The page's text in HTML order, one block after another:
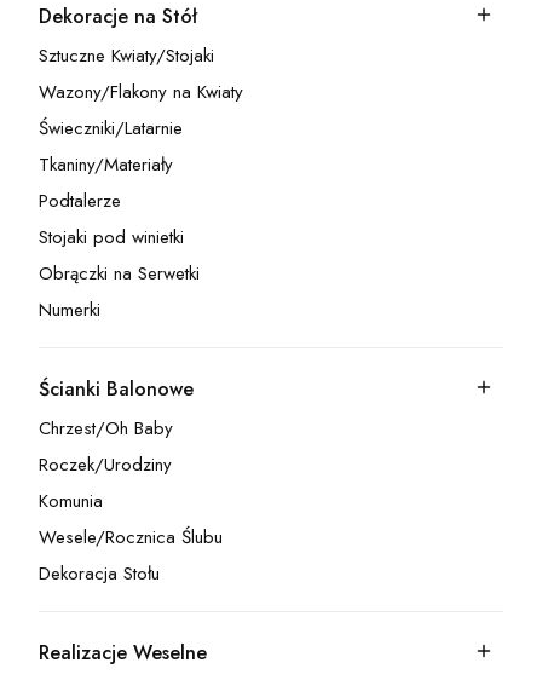
Kategoria - Dekoracje na Stół
Dekoracje na Stół
Kategoria - Sztuczne Kwiaty/Stojaki
Sztuczne Kwiaty/Stojaki
Kategoria - Wazony/Flakony na Kwiaty
Wazony/Flakony na Kwiaty
Kategoria - Świeczniki/Latarnie
Świeczniki/Latarnie
Kategoria - Tkaniny/Materiały
Tkaniny/Materiały
Kategoria - Podtalerze
Podtalerze
Kategoria - Stojaki pod winietki
Stojaki pod winietki
Kategoria - Obrączki na Serwetki
Obrączki na Serwetki
Kategoria - Numerki
Numerki
Kategoria - Ścianki Balonowe
Ścianki Balonowe
Kategoria - Chrzest/Oh Baby
Chrzest/Oh Baby
Kategoria - Roczek/Urodziny
Roczek/Urodziny
Kategoria - Komunia
Komunia
Kategoria - Wesele/Rocznica Ślubu
Wesele/Rocznica Ślubu
Kategoria - Dekoracja Stołu
Dekoracja Stołu
Kategoria - Realizacje Weselne
Realizacje Weselne